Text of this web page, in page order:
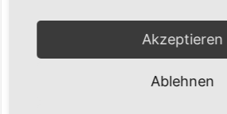
Akzeptieren
Ablehnen